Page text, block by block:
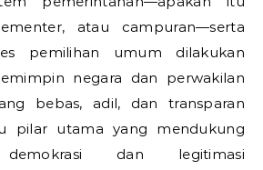
atau campuran—serta
pemilihan umum dilakukan
negara dan perwakilan
bebas, adil, dan transparan
pilar utama yang mendukung
demokrasi dan legitimasi